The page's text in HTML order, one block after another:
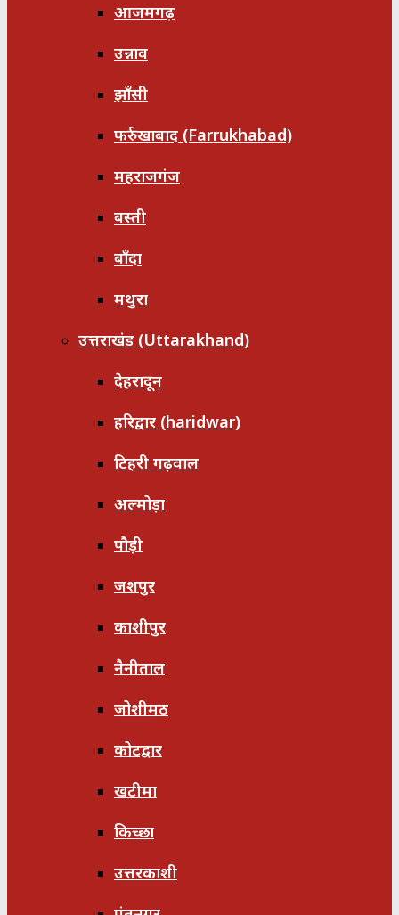
आजमगढ़
उन्नाव
झाँसी
फर्रुखाबाद (Farrukhabad)
महराजगंज
बस्ती
बाँदा
मथुरा
उत्तराखंड (Uttarakhand)
देहरादून
हरिद्वार (haridwar)
टिहरी गढ़वाल
अल्मोड़ा
पौड़ी
जशपुर
काशीपुर
नैनीताल
जोशीमठ
कोटद्वार
खटीमा
किच्छा
उत्तरकाशी